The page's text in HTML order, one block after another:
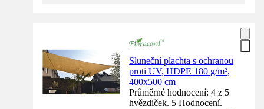
Sluneční plachta s ochranou
proti UV, HDPE 180 g/m²,
400x500 cm
Průměrné hodnocení: 4 z 5
hvězdiček. 5 Hodnocení.